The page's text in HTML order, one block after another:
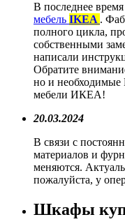
В последнее
мебель IKEA .
полного цикла,
собственными
написали
Обратите
но и необходимые
мебели ИКЕА!
20.03.2024
В связи с
материалов и
меняются.
пожалуйста, у
Шкафы